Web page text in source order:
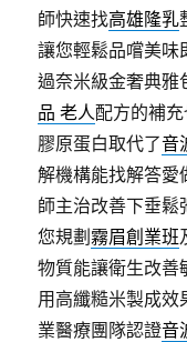
師快速找高雄隆乳
讓您輕鬆品嚐美味
過奈米級金奢典雅
品 老人配方的補
膠原蛋白取代了音
解機構能找解答愛
師主治改善下垂鬆
您規劃霧眉創業班
物質能讓衛生改善
用高纖糙米製成
業醫療團隊認證音